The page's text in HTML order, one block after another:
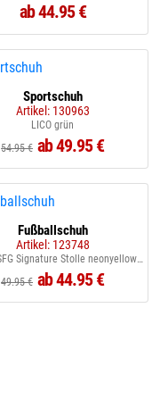
ab 44.95 €
Sportschuh
Artikel: 130963
LICO grün
54.95 € ab 49.95 €
Fußballschuh
Artikel: 123748
JAKO J-SFG Signature Stolle neonyellow jetblack
49.95 € ab 44.95 €